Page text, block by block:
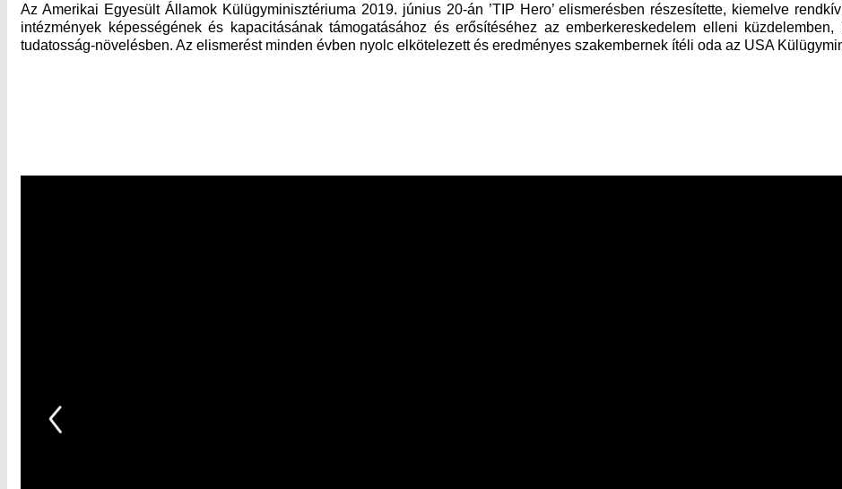
Az Amerikai Egyesült Államok Külügyminisztériuma 2019. június 20-án ’TIP Hero’ elismerésben részesítette, kiemelve
intézmények képességének és kapacitásának támogatásához és erősítéséhez az emberkereskedelem elleni
tudatosság-növelésben. Az elismerést minden évben nyolc elkötelezett és eredményes szakembernek ítéli oda az USA